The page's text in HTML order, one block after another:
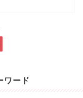
ワード